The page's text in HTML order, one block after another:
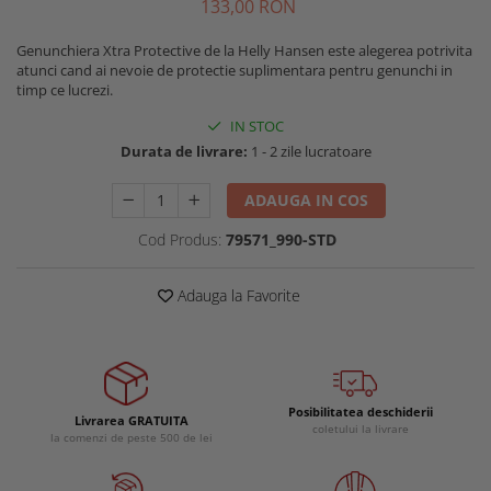
Echipamente specializate
Echipamente muncitori ferma
Masti protectie
133,00 RON
Genunchiera Xtra Protective de la Helly Hansen este alegerea potrivita
atunci cand ai nevoie de protectie suplimentara pentru genunchi in
timp ce lucrezi.
IN STOC
Durata de livrare: 1 - 2 zile lucratoare
ADAUGA IN COS
Cod Produs: 79571_990-STD
Adauga la Favorite
Livrarea GRATUITA
la comenzi de peste 500 de lei
Posibilitatea deschiderii
coletului la livrare